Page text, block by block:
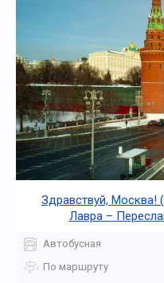
Здравствуй, Москва!
Лавра –
Автобусная
По маршруту